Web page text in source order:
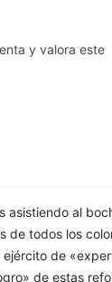
y valora este
asistiendo al
de todos los
de
de estas